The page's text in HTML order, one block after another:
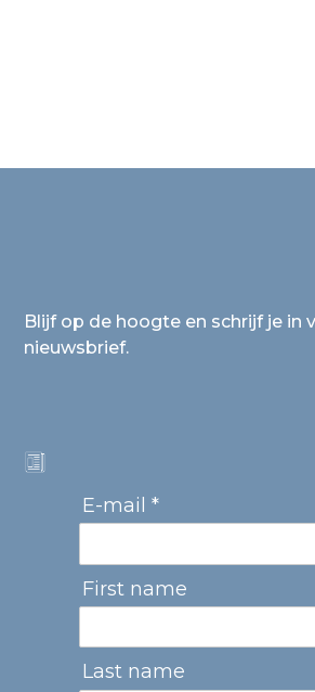
Blijf op de hoogte en schrijf je in
nieuwsbrief.
E-mail *
First name
Last name